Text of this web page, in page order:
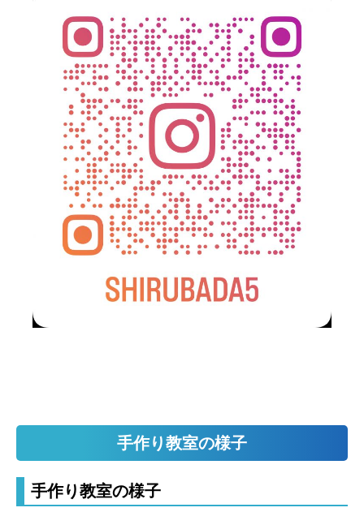
手作り教室の様子
手作り教室の様子